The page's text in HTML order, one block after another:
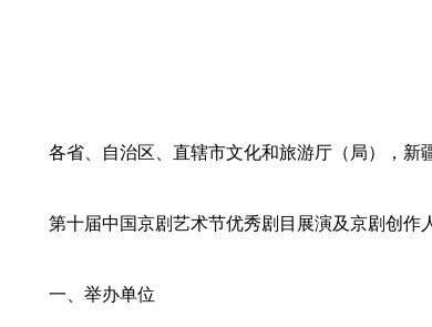
各省、自治区、直辖市文化和旅游厅（局），新
第十届中国京剧艺术节优秀剧目展演及京剧创作
一、举办单位